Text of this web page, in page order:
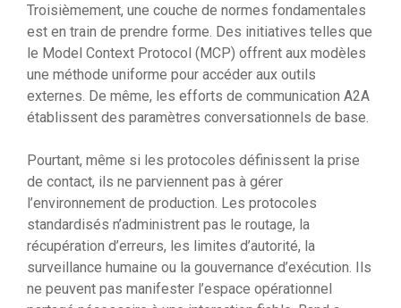
Troisièmement, une couche de normes fondamentales
est en train de prendre forme. Des initiatives telles que
le Model Context Protocol (MCP) offrent aux modèles
une méthode uniforme pour accéder aux outils
externes. De même, les efforts de communication A2A
établissent des paramètres conversationnels de base.
Pourtant, même si les protocoles définissent la prise
de contact, ils ne parviennent pas à gérer
l’environnement de production. Les protocoles
standardisés n’administrent pas le routage, la
récupération d’erreurs, les limites d’autorité, la
surveillance humaine ou la gouvernance d’exécution. Ils
ne peuvent pas manifester l’espace opérationnel